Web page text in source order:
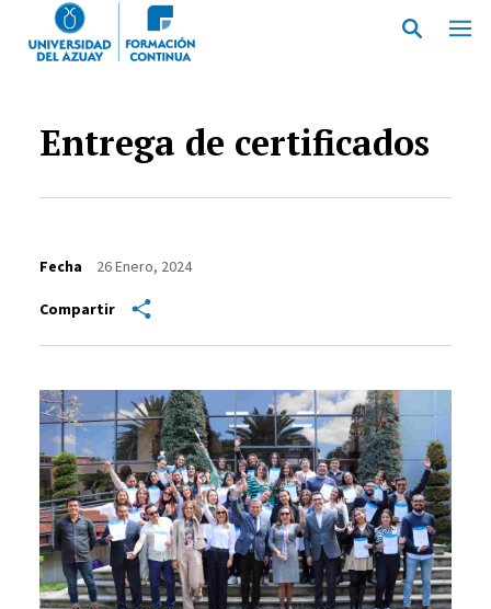
Entrega de certificados
Fecha 26 Enero, 2024
Compartir